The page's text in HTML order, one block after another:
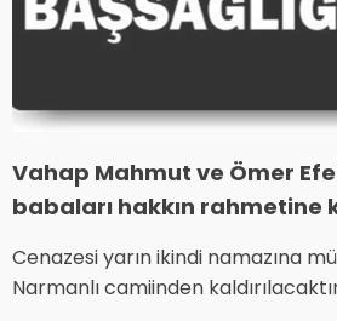
Vahap Mahmut ve Ömer
babaları hakkın rahmetine
Cenazesi yarın ikindi namazına
Narmanlı camiinden